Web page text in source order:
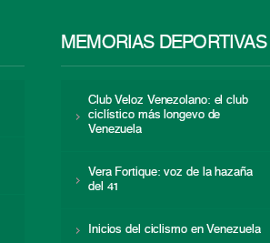
MEMORIAS DEPORTIVAS
Club Veloz Venezolano: el club
ciclístico más longevo de
Venezuela
Vera Fortique: voz de la hazaña
del 41
Inicios del ciclismo en Venezuela